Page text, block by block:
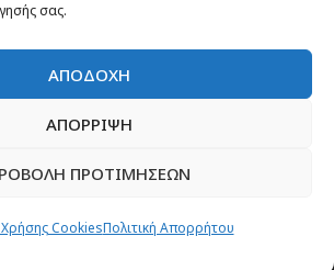
σας.
ΑΠΟΔΟΧΗ
ΑΠΟΡΡΙΨΗ
ΠΡΟΤΙΜΗΣΕΩΝ
Χρήσης CookiesΠολιτική Απορρήτου
από την οποία δεν έχεις